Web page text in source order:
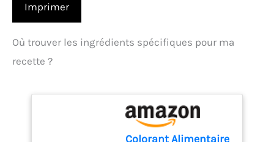
Imprimer
Où trouver les ingrédients spécifiques pour ma
recette ?
Colorant Alimentaire